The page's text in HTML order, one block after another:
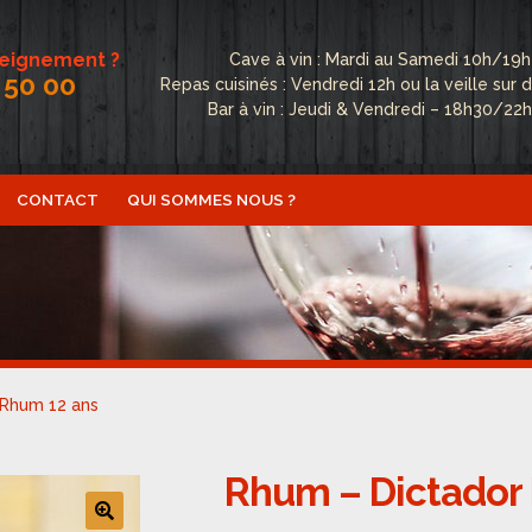
?
00
Cave à vin : Mardi au Samedi 10h/19h
Repas cuisinés : Vendredi 12h ou la veille sur
Bar à vin : Jeudi & Vendredi – 18h30/
CONTACT QUI SOMMES NOUS ?
Conditions Générales de Vente
Politique de cookies (UE) Qui sommes nous ?
12 ans
Rhum – Dictador